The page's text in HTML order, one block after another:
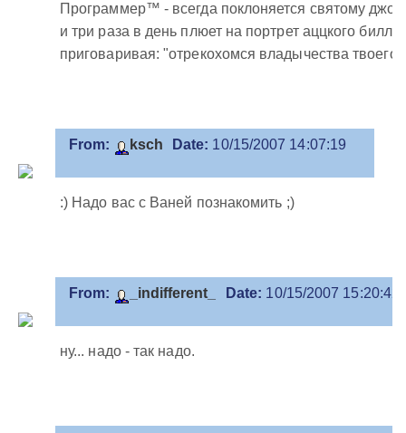
Программер™ - всегда поклоняется святому
и три раза в день плюет на портрет аццкого билли,
приговаривая: "отрекохомся владычества твоего!"
From: ksch Date: 10/15/2007 14:07:19
:) Надо вас с Ваней познакомить ;)
From: _indifferent_ Date: 10/15/2007 15:20:42
ну... надо - так надо.